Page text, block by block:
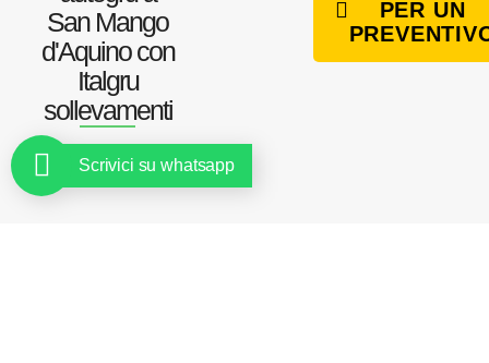
San Mango
d'Aquino con
Italgru
sollevamenti
PER UN
Scrivici su whatsapp